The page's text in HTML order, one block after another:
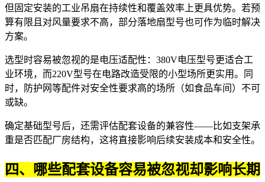
但固定安装的工业吊扇在持续性和覆盖效率上更具优势。若预
算有限且对风量要求不高，部分落地扇型号也可作为临时解决
方案。
选型时容易被忽视的是电压适配性：380V电压型号更适合工
业环境，而220V型号在电路改造受限的小型场所更实用。同
时，防护网等配件对安全性要求高的场所（如食品车间）不可
或缺。
确定基础型号后，还需评估配套设备的兼容性——比如支架承
重是否匹配厂房结构，这将直接影响后续安装成本和安全性。
四、哪些配套设备容易被忽视却影响长期